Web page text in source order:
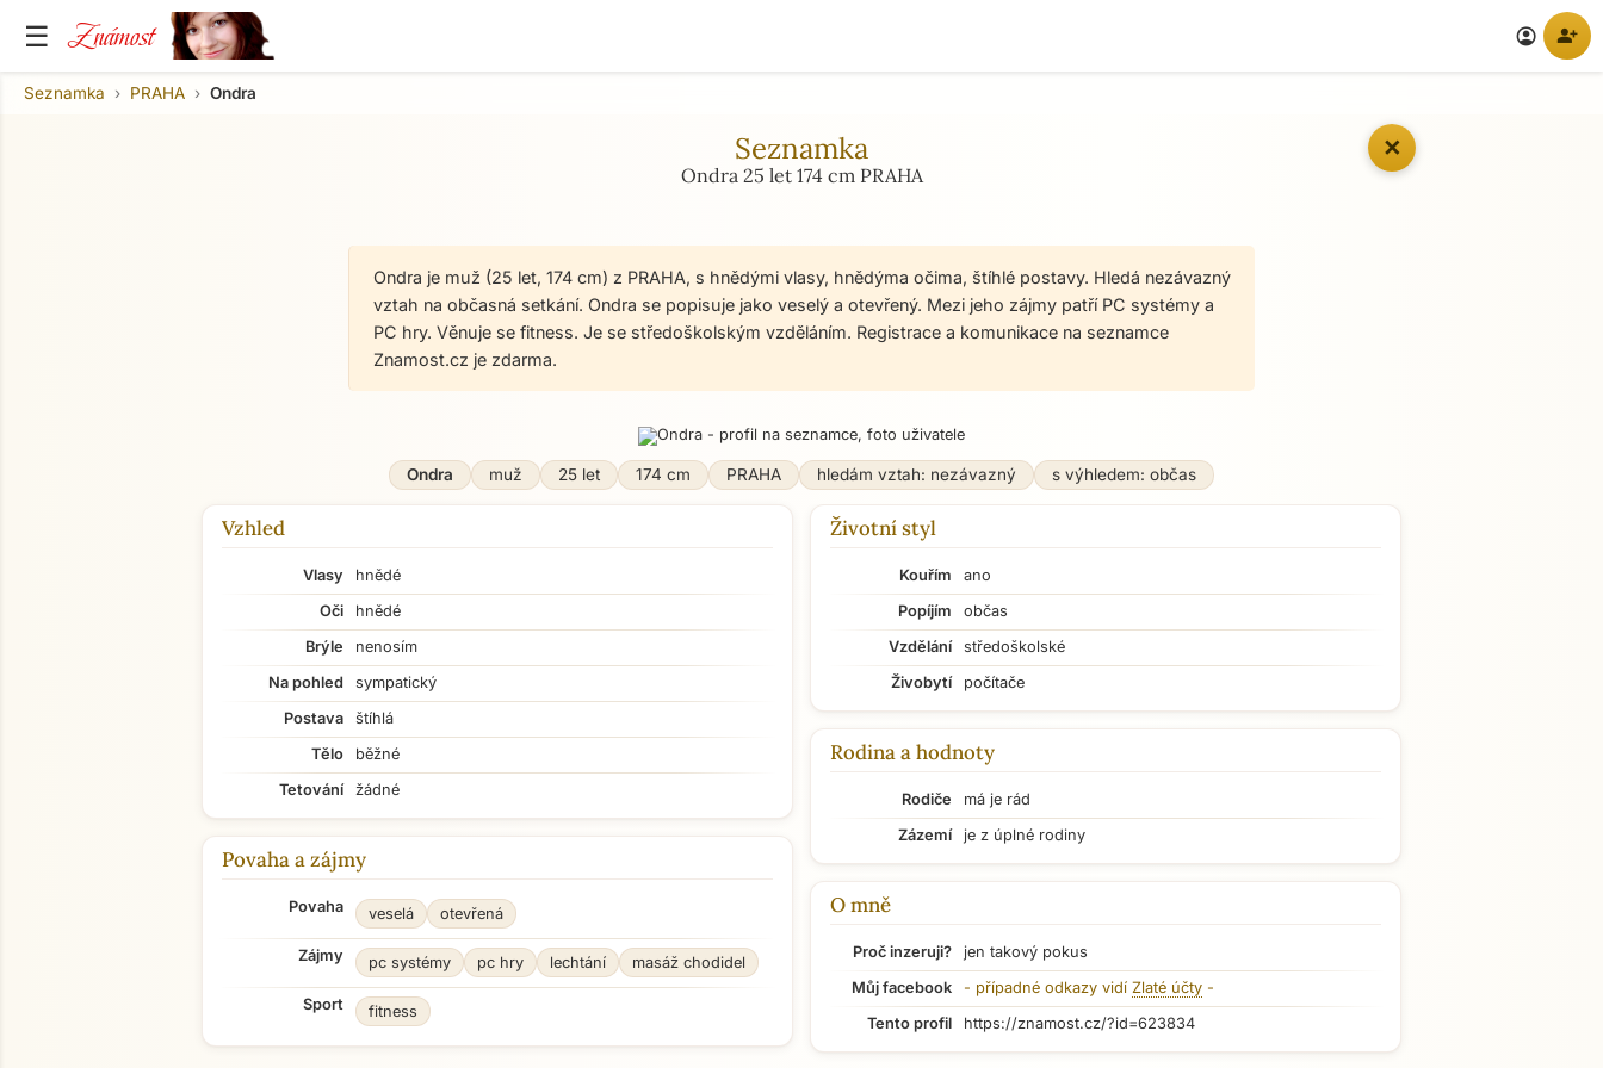
☰ Známost account_circle person_add
✕
Seznamka PRAHA Ondra
Seznamka
Ondra 25 let 174 cm PRAHA
Ondra je muž (25 let, 174 cm) z PRAHA, s hnědými vlasy, hnědýma očima, štíhlé postavy. Hledá nezávazný
vztah na občasná setkání. Ondra se popisuje jako veselý a otevřený. Mezi jeho zájmy patří PC systémy a
PC hry. Věnuje se fitness. Je se středoškolským vzděláním. Registrace a komunikace na seznamce
Znamost.cz je zdarma.
Ondra muž 25 let 174 cm PRAHA hledám vztah: nezávazný s výhledem: občas
Vzhled
Vlasy
hnědé
Oči
hnědé
Brýle
nenosím
Na pohled
sympatický
Postava
štíhlá
Tělo
běžné
Tetování
žádné
Povaha a zájmy
Povaha veselá otevřená
Zájmy pc systémy pc hry lechtání masáž chodidel
Sport fitness
Životní styl
Kouřím
ano
Popíjím
občas
Vzdělání
středoškolské
Živobytí
počítače
Rodina a hodnoty
Rodiče
má je rád
Zázemí
je z úplné rodiny
O mně
Proč inzeruji?
jen takový pokus
Můj facebook
- případné odkazy vidí Zlaté účty -
Tento profil
https://znamost.cz/?id=623834